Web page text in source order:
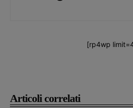
Articoli correlati
[rp4wp